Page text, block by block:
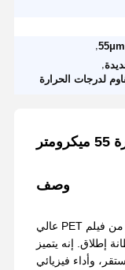
لدرجات الحرارة
وصف
شريط PET المقاوم للحرارة مصنوع من فيلم PET عالي
إطلاق. إنه يتميز
وأداء فيزيائي